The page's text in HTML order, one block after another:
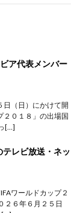
ア代表メンバー
日（日）にかけて開
２０１８」の出場国
[…]
テレビ放送・ネッ
ワールドカップ２
２６年６月２５日